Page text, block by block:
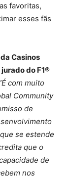
favoritas,
esses fãs
Casinos
do F1®
com muito
Community
de
se estende
que o
de
nos